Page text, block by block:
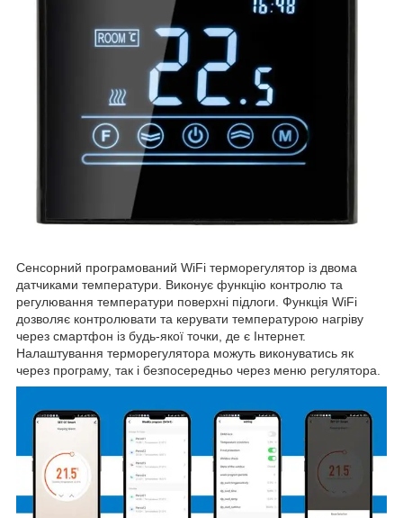
Сенсорний програмований WiFi терморегулятор із двома
датчиками температури. Виконує функцію контролю та
регулювання температури поверхні підлоги. Функція WiFi
дозволяє контролювати та керувати температурою нагріву
через смартфон із будь-якої точки, де є Інтернет.
Налаштування терморегулятора можуть виконуватись як
через програму, так і безпосередньо через меню регулятора.